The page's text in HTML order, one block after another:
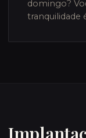
domingo?
tranquilidade